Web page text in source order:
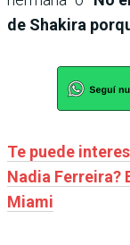
de Shakira
Te puede
Nadia Ferreira?
Miami